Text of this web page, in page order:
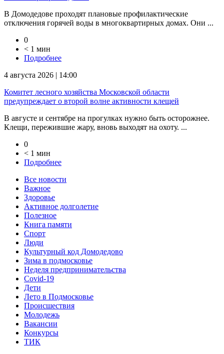
В Домодедове проходят плановые профилактические
отключения горячей воды в многоквартирных домах. Они ...
0
< 1 мин
Подробнее
4 августа 2026 | 14:00
Комитет лесного хозяйства Московской области
предупреждает о второй волне активности клещей
В августе и сентябре на прогулках нужно быть осторожнее.
Клещи, пережившие жару, вновь выходят на охоту. ...
0
< 1 мин
Подробнее
Все новости
Важное
Здоровье
Активное долголетие
Полезное
Книга памяти
Спорт
Люди
Культурный код Домодедово
Зима в подмосковье
Неделя предпринимательства
Covid-19
Дети
Лето в Подмосковье
Происшествия
Молодежь
Вакансии
Конкурсы
ТИК